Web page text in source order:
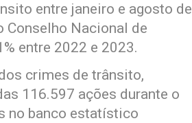
entre janeiro e agosto de
Nacional de
entre 2022 e 2023.
crimes de trânsito,
116.597 ações durante o
no banco estatístico